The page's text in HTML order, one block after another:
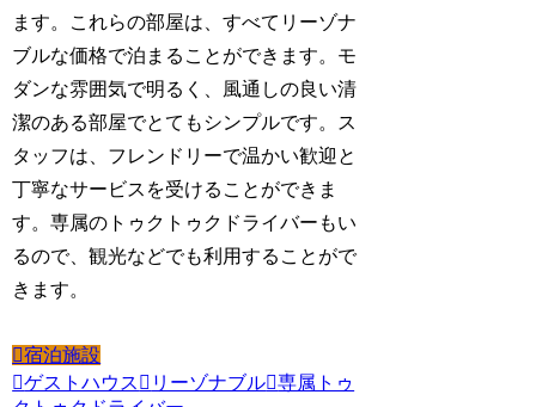
ます。これらの部屋は、すべてリーゾナ
ブルな価格で泊まることができます。モ
ダンな雰囲気で明るく、風通しの良い清
潔のある部屋でとてもシンプルです。ス
タッフは、フレンドリーで温かい歓迎と
丁寧なサービスを受けることができま
す。専属のトゥクトゥクドライバーもい
るので、観光などでも利用することがで
きます。
宿泊施設
ゲストハウス
リーゾナブル 専属トゥ